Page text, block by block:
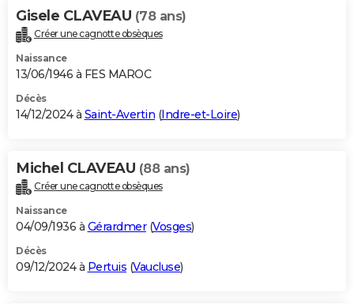
Gisele CLAVEAU (78 ans)
Créer une cagnotte obsèques
Naissance
13/06/1946 à FES MAROC
Décès
14/12/2024 à Saint-Avertin (Indre-et-Loire)
Michel CLAVEAU (88 ans)
Créer une cagnotte obsèques
Naissance
04/09/1936 à Gérardmer(Vosges)
Décès
09/12/2024 à Pertuis (Vaucluse)